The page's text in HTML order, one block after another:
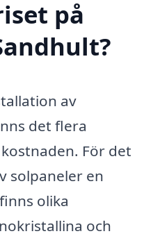
på
av
det flera
För det
solpaneler en
olika
och